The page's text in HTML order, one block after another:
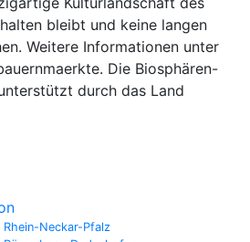
bleibt und keine langen
Weitere Informationen unter
Die Biosphären-
durch das Land
Rhein-Neckar-Pfalz